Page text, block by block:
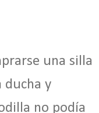
una silla
ducha y
no podía